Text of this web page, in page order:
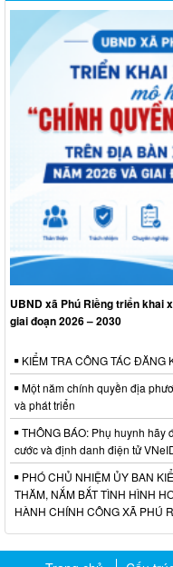
UBND xã Phú Riềng triển khai
giai đoạn 2026 – 2030
KIỂM TRA CÔNG TÁC ĐĂNG
Một năm chính quyền địa
và phát triển
THÔNG BÁO: Phụ huynh hãy
cước và định danh điện tử
PHÓ CHỦ NHIỆM ỦY BAN
THĂM, NẮM BẮT TÌNH HÌNH
HÀNH CHÍNH CÔNG XÃ PHÚ